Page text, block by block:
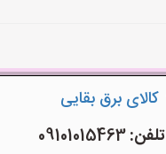
کالای برق بقایی
تلفن:09101015463